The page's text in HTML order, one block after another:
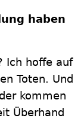
haben
Ich hoffe auf
Toten. Und
kommen
Überhand